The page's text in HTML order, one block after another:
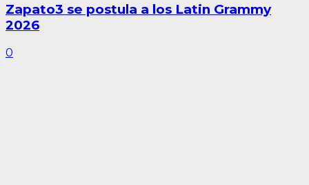
Zapato3 se postula a los Latin Grammy
2026
0